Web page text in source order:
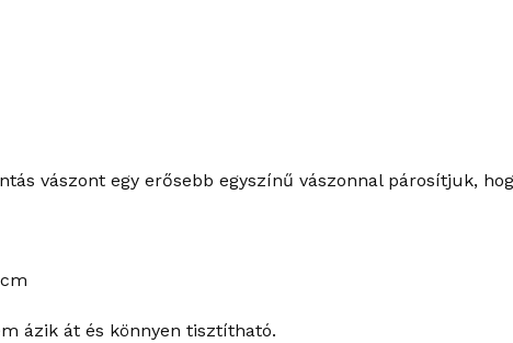
vászont egy erősebb egyszínű vászonnal párosítjuk,
ázik át és könnyen tisztítható.